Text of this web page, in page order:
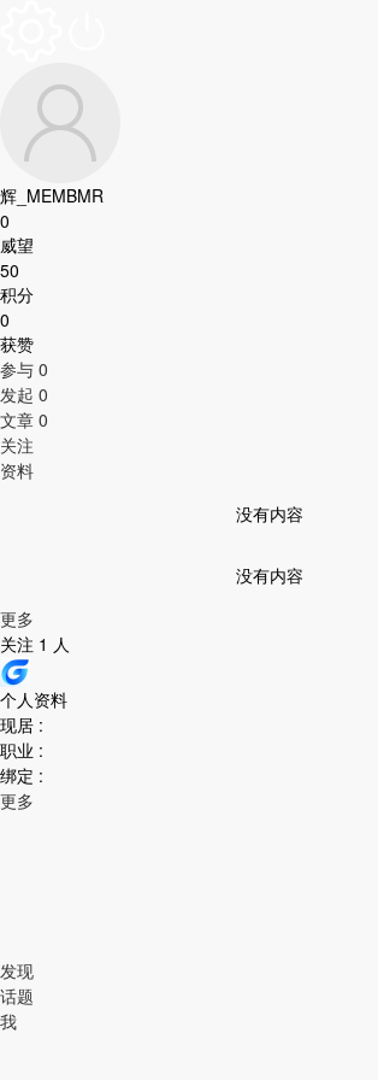
辉_MEMBMR
0
威望
50
积分
0
获赞
参与 0
发起 0
文章 0
关注
资料
没有内容
没有内容
更多
关注 1 人
个人资料
现居 :
职业 :
绑定 :
更多
发现
话题
我